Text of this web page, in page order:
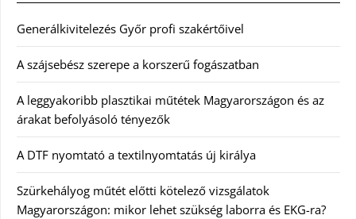
Generálkivitelezés Győr profi szakértőivel
A szájsebész szerepe a korszerű fogászatban
A leggyakoribb plasztikai műtétek Magyarországon és az
árakat befolyásoló tényezők
A DTF nyomtató a textilnyomtatás új királya
Szürkehályog műtét előtti kötelező vizsgálatok
Magyarországon: mikor lehet szükség laborra és EKG-ra?